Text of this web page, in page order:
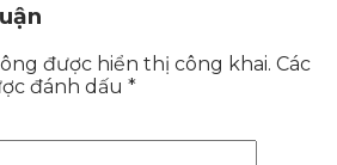
được hiển thị công khai. Các
đánh dấu *